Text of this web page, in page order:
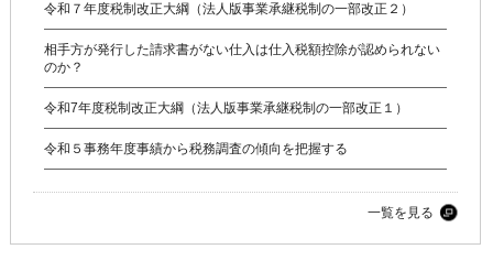
令和７年度税制改正大綱（法人版事業承継税制の一部改正２）
相手方が発行した請求書がない仕入は仕入税額控除が認められない
のか？
令和7年度税制改正大綱（法人版事業承継税制の一部改正１）
令和５事務年度事績から税務調査の傾向を把握する
一覧を見る